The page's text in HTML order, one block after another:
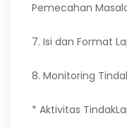
Pemecahan
7. Isi dan Format
8. Monitoring
* Aktivitas